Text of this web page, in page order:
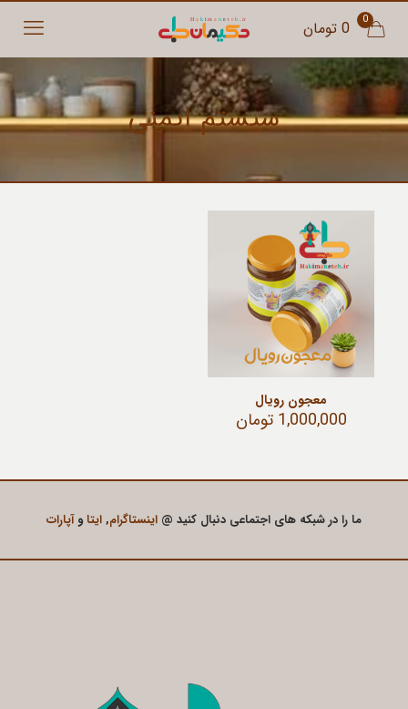
0 0 تومان
سیستم ایمنی
معجون رویال
1,000,000 تومان
ما را در شبکه های اجتماعی دنبال کنید @ اینستاگرام,ایتاوآپارات